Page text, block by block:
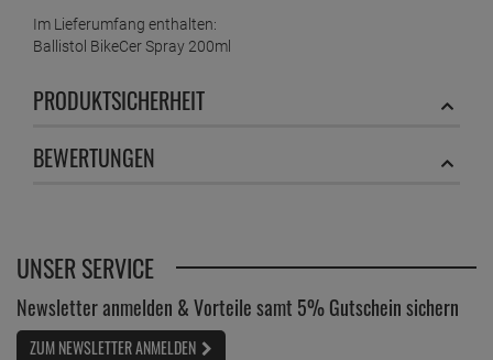
Im Lieferumfang enthalten:
Ballistol BikeCer Spray 200ml
PRODUKTSICHERHEIT
BEWERTUNGEN
UNSER SERVICE
Newsletter anmelden & Vorteile samt 5% Gutschein sichern
ZUM NEWSLETTER ANMELDEN